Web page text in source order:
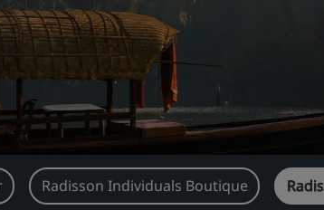
Radisson Individuals Boutique